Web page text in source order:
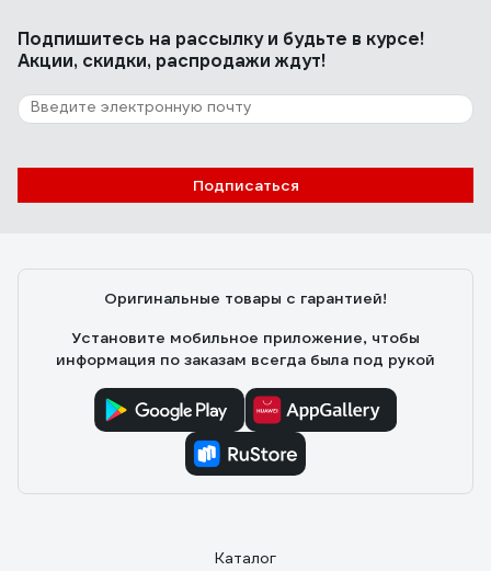
Подпишитесь на рассылкуи будьте в курсе!
Акции, скидки, распродажи ждут!
Подписаться
Оригинальные товары с гарантией!
Установите мобильное приложение, чтобы
информация по заказам всегда была под рукой
Каталог